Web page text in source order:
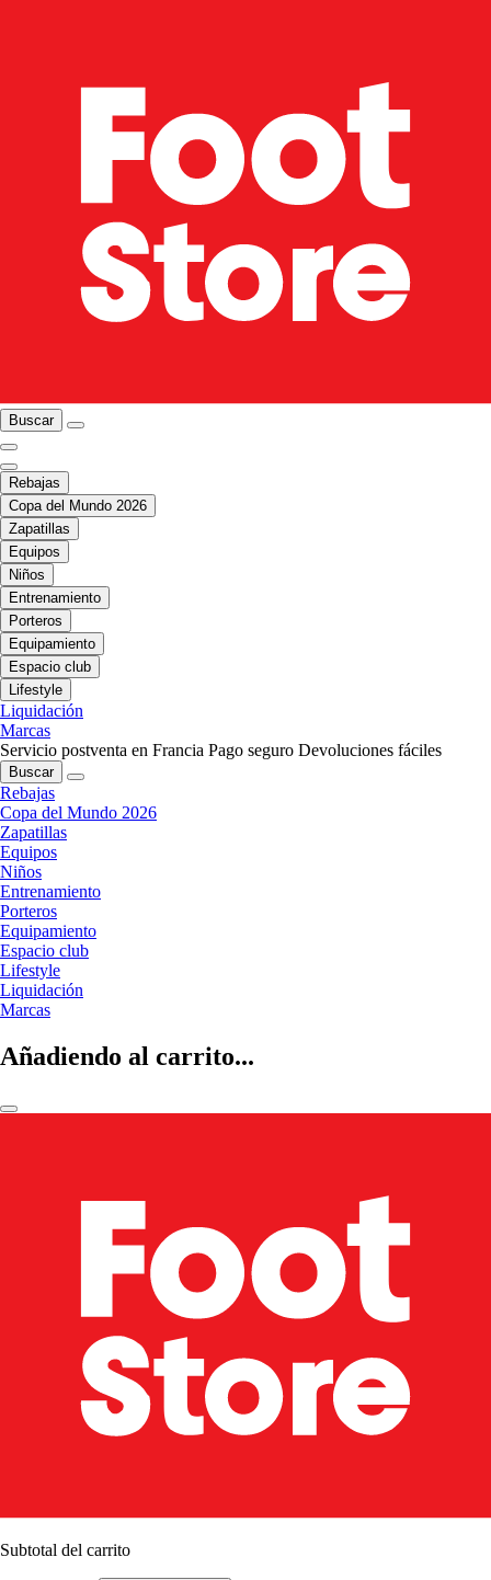
Buscar
Rebajas
Copa del Mundo 2026
Zapatillas
Equipos
Niños
Entrenamiento
Porteros
Equipamiento
Espacio club
Lifestyle
Liquidación
Marcas
Servicio postventa en Francia Pago seguro Devoluciones fáciles
Buscar
Rebajas
Copa del Mundo 2026
Zapatillas
Equipos
Niños
Entrenamiento
Porteros
Equipamiento
Espacio club
Lifestyle
Liquidación
Marcas
Añadiendo al carrito...
Subtotal del carrito